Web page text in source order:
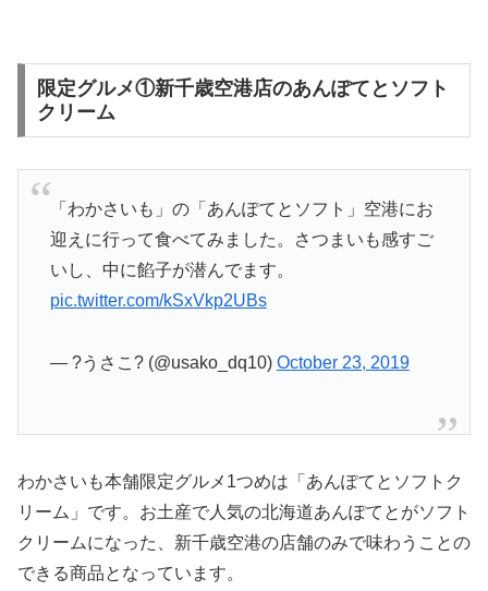
限定グルメ①新千歳空港店のあんぽてとソフト
クリーム
「わかさいも」の「あんぽてとソフト」空港にお
迎えに行って食べてみました。さつまいも感すご
いし、中に餡子が潜んでます。
pic.twitter.com/kSxVkp2UBs
— ?うさこ? (@usako_dq10) October 23, 2019
わかさいも本舗限定グルメ1つめは「あんぽてとソフトク
リーム」です。お土産で人気の北海道あんぽてとがソフト
クリームになった、新千歳空港の店舗のみで味わうことの
できる商品となっています。